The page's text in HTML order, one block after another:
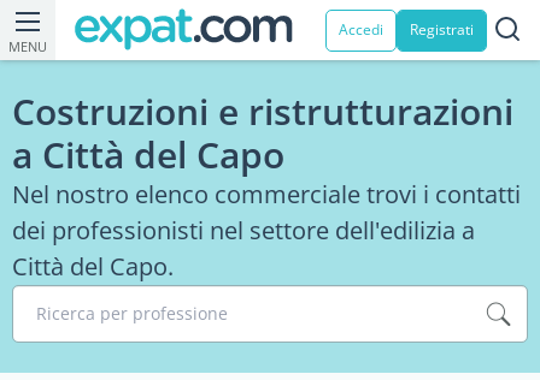
MENU
Accedi Registrati
Costruzioni e ristrutturazioni
a Città del Capo
Nel nostro elenco commerciale trovi i contatti
dei professionisti nel settore dell'edilizia a
Città del Capo.
Ricerca per professione